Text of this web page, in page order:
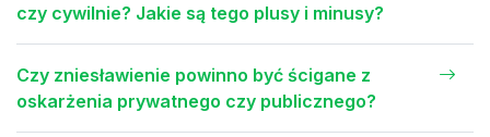
czy cywilnie? Jakie są tego plusy i minusy?
Czy zniesławienie powinno być ścigane z
oskarżenia prywatnego czy publicznego?